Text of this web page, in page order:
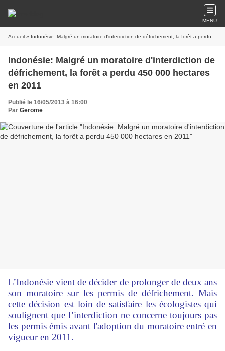
MENU
Accueil » Indonésie: Malgré un moratoire d'interdiction de défrichement, la forêt a perdu 450 000 hectares en 2011
Indonésie: Malgré un moratoire d'interdiction de
défrichement, la forêt a perdu 450 000 hectares
en 2011
Publié le 16/05/2013 à 16:00
Par Gerome
L’Indonésie vient de décider de prolonger de deux ans
son moratoire sur les permis de défrichement. Mais
cette décision est loin de satisfaire les écologistes qui
soulignent que l’interdiction ne concerne toujours pas
les permis émis avant l'adoption du moratoire entré en
vigueur en 2011.